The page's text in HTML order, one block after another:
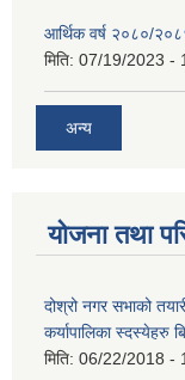
आर्थिक वर्ष २०८०/
मिति: 07/19/2023 -
अन्य
योजना तथा
दोश्रो नगर सभाको
कर्यापालिका स्दस्येहरु
मिति: 06/22/2018 -